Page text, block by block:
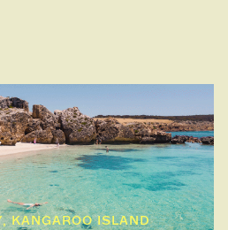
KANGAROO ISLAND